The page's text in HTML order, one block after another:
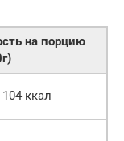
на порцию
ккал